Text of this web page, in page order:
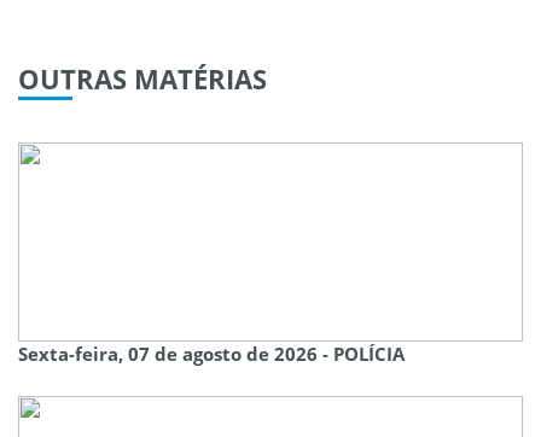
OUTRAS MATÉRIAS
Sexta-feira, 07 de agosto de 2026 - POLÍCIA